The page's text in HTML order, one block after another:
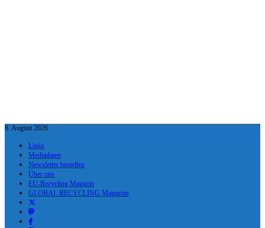
6. August 2026
Links
Mediadaten
Newsletter bestellen
Über uns
EU-Recycling Magazin
GLOBAL RECYCLING Magazine